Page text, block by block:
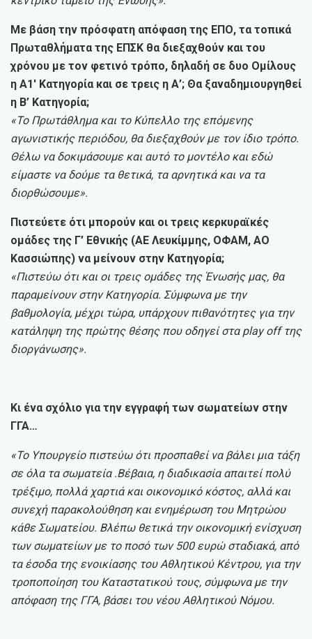
Με βάση την πρόσφατη απόφαση της ΕΠΟ, τα τοπικά
Πρωταθλήματα της ΕΠΣΚ θα διεξαχθούν και του
χρόνου με τον φετινό τρόπο, δηλαδή σε δυο Ομίλους
η Α1′ Κατηγορία και σε τρεις η Α’; Θα ξαναδημιουργηθεί
η Β’ Κατηγορία;
«Το Πρωτάθλημα και το Κύπελλο της επόμενης
αγωνιστικής περιόδου, θα διεξαχθούν με τον ίδιο τρόπο.
Θέλω να δοκιμάσουμε και αυτό το μοντέλο και εδώ
είμαστε να δούμε τα θετικά, τα αρνητικά και να τα
διορθώσουμε».
Πιστεύετε ότι μπορούν και οι τρεις κερκυραϊκές
ομάδες της Γ’ Εθνικής (ΑΕ Λευκίμμης, ΟΦΑΜ, ΑΟ
Κασσιώπης) να μείνουν στην Κατηγορία;
«Πιστεύω ότι και οι τρεις ομάδες της Ένωσής μας, θα
παραμείνουν στην Κατηγορία. Σύμφωνα με την
βαθμολογία, μέχρι τώρα, υπάρχουν πιθανότητες για την
κατάληψη της πρώτης θέσης που οδηγεί στα play off της
διοργάνωσης».
Κι ένα σχόλιο για την εγγραφή των σωματείων στην
ΓΓΑ…
«Το Υπουργείο πιστεύω ότι προσπαθεί να βάλει μια τάξη
σε όλα τα σωματεία .Βέβαια, η διαδικασία απαιτεί πολύ
τρέξιμο, πολλά χαρτιά και οικονομικό κόστος, αλλά και
συνεχή παρακολούθηση και ενημέρωση του Μητρώου
κάθε Σωματείου. Βλέπω θετικά την οικονομική ενίσχυση
των σωματείων με το ποσό των 500 ευρώ σταδιακά, από
τα έσοδα της ενοικίασης του Αθλητικού Κέντρου, για την
τροποποίηση του Καταστατικού τους, σύμφωνα με την
απόφαση της ΓΓΑ, βάσει του νέου Αθλητικού Νόμου.